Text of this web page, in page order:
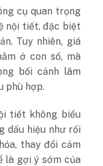
cụ quan trọng
nội tiết, đặc biệt
Tuy nhiên, giá
ở con số, mà
bối cảnh lâm
phù hợp.
tiết không biểu
dấu hiệu như rối
thay đổi cảm
là gợi ý sớm của